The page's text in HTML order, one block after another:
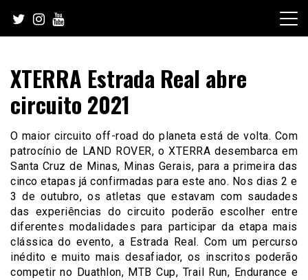
content
XTERRA Estrada Real abre
circuito 2021
O maior circuito off-road do planeta está de volta. Com
patrocínio de LAND ROVER, o XTERRA desembarca em
Santa Cruz de Minas, Minas Gerais, para a primeira das
cinco etapas já confirmadas para este ano. Nos dias 2 e
3 de outubro, os atletas que estavam com saudades
das experiências do circuito poderão escolher entre
diferentes modalidades para participar da etapa mais
clássica do evento, a Estrada Real. Com um percurso
inédito e muito mais desafiador, os inscritos poderão
competir no Duathlon, MTB Cup, Trail Run, Endurance e